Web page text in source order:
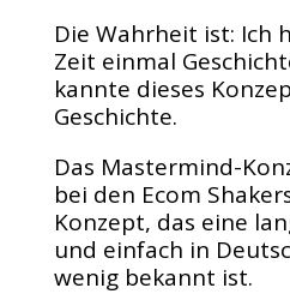
Die Wahrheit ist: Ich
Zeit einmal
kannte dieses
Geschichte.
Das Mastermind-
bei den Ecom
Konzept, das eine
und einfach in
wenig bekannt ist.